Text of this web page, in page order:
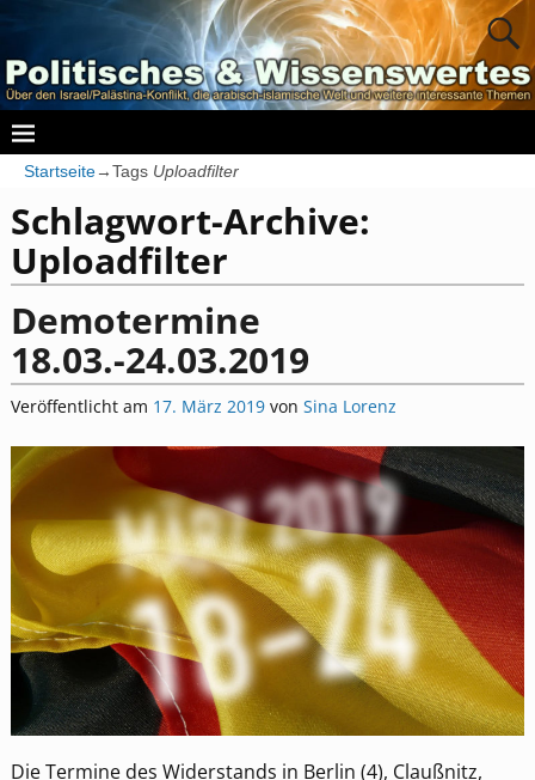
Startseite→Tags Uploadfilter
Schlagwort-Archive:
Uploadfilter
Demotermine
18.03.-24.03.2019
Veröffentlicht am 17. März 2019 von Sina Lorenz
Die Termine des Widerstands in Berlin (4), Claußnitz,